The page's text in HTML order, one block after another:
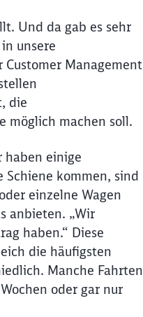
Und da gab es sehr
unsere
Management
die
möglich machen soll.
haben einige
Schiene kommen, sind
einzelne Wagen
anbieten. „Wir
haben.“ Diese
die häufigsten
Manche Fahrten
oder gar nur